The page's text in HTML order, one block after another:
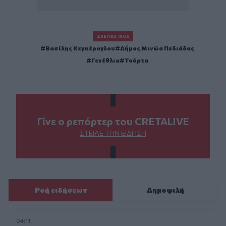
ΣΧΕΤΙΚΆ TAGS
Βασίλης Κεγκέρογλου
Δήμος Μινώα Πεδιάδας
Γενέθλια
Τούρτα
Γίνε ο ρεπόρτερ του CRETALIVE
ΣΤΕΊΛΕ ΤΗΝ ΕΊΔΗΣΗ
Ροή ειδήσεων Δημοφιλή
04:11